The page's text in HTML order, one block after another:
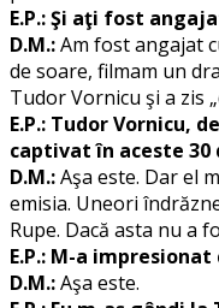
E.P.: Şi aţi fost
D.M.:Am fost angajat
de soare, filmam un
Tudor Vornicu şi a zis
E.P.: Tudor Vornicu,
captivat în aceste 30
D.M.:Aşa este. Dar el
emisia. Uneori
Rupe. Dacă asta nu a
E.P.: M-a
D.M.:Aşa este.